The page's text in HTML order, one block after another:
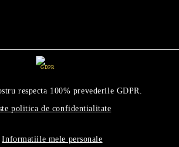
GDPR
respecta 100% prevederile GDPR.
politica de confidentialitate
Informatiile mele personale